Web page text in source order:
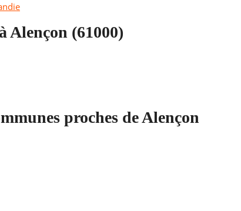
Alençon (61000)
proches de Alençon